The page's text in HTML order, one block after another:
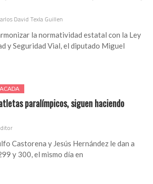
David Texla Guillen
la normatividad estatal con la Ley
y Seguridad Vial, el diputado Miguel
paralímpicos, siguen haciendo
Castorena y Jesús Hernández le dan a
y 300, el mismo día en